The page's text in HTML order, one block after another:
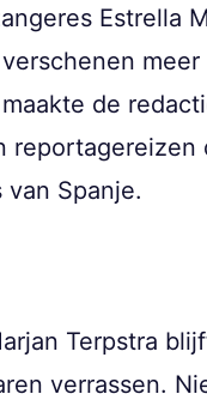
Estrella
de
reportagereizen
van Spanje.
Terpstra
verrassen.